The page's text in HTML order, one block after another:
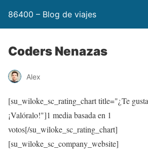
86400 – Blog de viajes
Coders Nenazas
Alex
[su_wiloke_sc_rating_chart title="¿Te
¡Valóralo!"]1 media basada en 1
votos[/su_wiloke_sc_rating_chart]
[su_wiloke_sc_company_website]